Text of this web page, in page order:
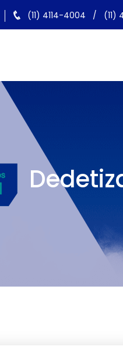
(11) 4114-4004 / (11)